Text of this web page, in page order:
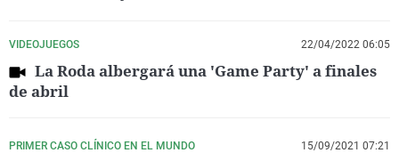
VIDEOJUEGOS 22/04/2022 06:05
La Roda albergará una 'Game Party' a finales
de abril
PRIMER CASO CLÍNICO EN EL MUNDO 15/09/2021 07:21